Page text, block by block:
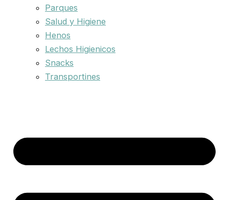
Parques
Salud y Higiene
Henos
Lechos Higienicos
Snacks
Transportines